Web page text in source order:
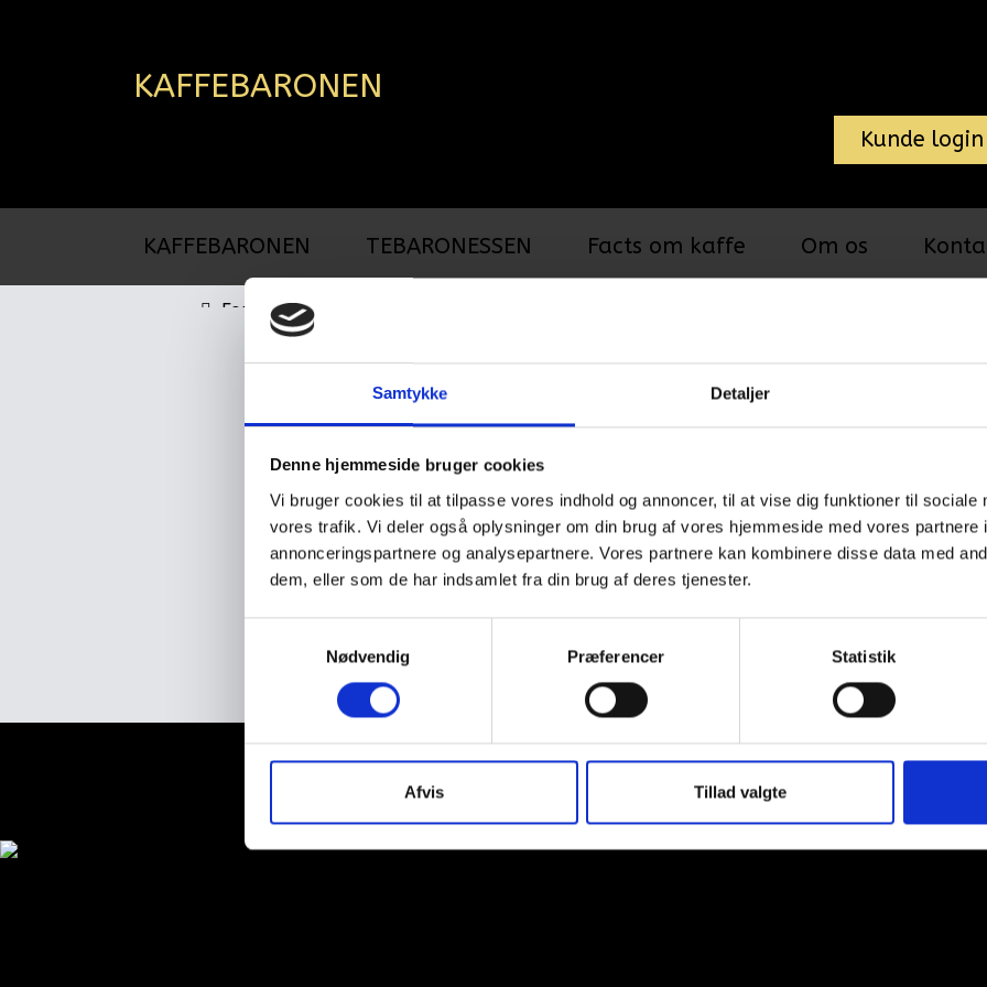
Samtykke Detaljer
Denne hjemmeside bruger cookies
Vi bruger cookies til at tilpasse vores indhold og annoncer, til at vise dig funktioner til sociale
vores trafik. Vi deler også oplysninger om din brug af vores hjemmeside med vores partnere
annonceringspartnere og analysepartnere. Vores partnere kan kombinere disse data med
dem, eller som de har indsamlet fra din brug af deres tjenester.
v
Nødvendig Præferencer Statistik
Afvis Tillad valgte
KAFFEBARONEN
Kunde login
KAFFEBARONEN TEBARONESSEN Facts om kaffe Om os
Forside
Favourites English Bland No. 03, Fairtrade, 4×6 a 10 breve
Favourites
Fairtrade,
Favourites English
Shopping My account Om os Facts om kaffe
Kaffebaronen ApS - Gasværksvej 30K, 9000 Aalborg - Tlf: 22 70 44 00